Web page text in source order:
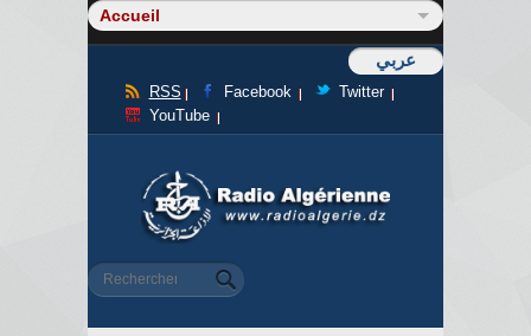
عربي
RSS Facebook
Twitter
YouTube
Formulaire de recherche
Rechercher